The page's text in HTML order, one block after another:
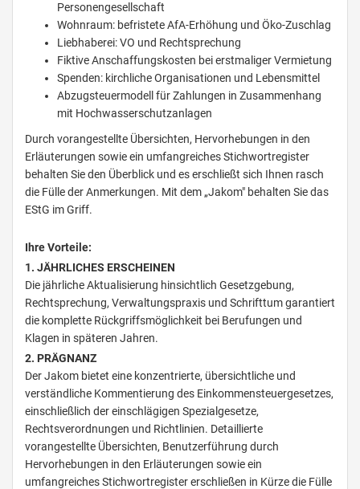
Personengesellschaft
Wohnraum: befristete AfA-Erhöhung und Öko-Zuschlag
Liebhaberei: VO und Rechtsprechung
Fiktive Anschaffungskosten bei erstmaliger Vermietung
Spenden: kirchliche Organisationen und Lebensmittel
Abzugsteuermodell für Zahlungen in Zusammenhang
mit Hochwasserschutzanlagen
Durch vorangestellte Übersichten, Hervorhebungen in den
Erläuterungen sowie ein umfangreiches Stichwortregister
behalten Sie den Überblick und es erschließt sich Ihnen rasch
die Fülle der Anmerkungen. Mit dem „Jakom" behalten Sie das
EStG im Griff.
Ihre Vorteile:
1. JÄHRLICHES ERSCHEINEN
Die jährliche Aktualisierung hinsichtlich Gesetzgebung,
Rechtsprechung, Verwaltungspraxis und Schrifttum garantiert
die komplette Rückgriffsmöglichkeit bei Berufungen und
Klagen in späteren Jahren.
2. PRÄGNANZ
Der Jakom bietet eine konzentrierte, übersichtliche und
verständliche Kommentierung des Einkommensteuergesetzes,
einschließlich der einschlägigen Spezialgesetze,
Rechtsverordnungen und Richtlinien. Detaillierte
vorangestellte Übersichten, Benutzerführung durch
Hervorhebungen in den Erläuterungen sowie ein
umfangreiches Stichwortregister erschließen in Kürze die Fülle